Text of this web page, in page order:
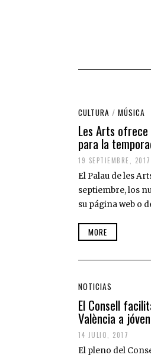
CULTURA / MÚSICA
Les Arts
para la
19 SEPTIEMBRE, 2017
El Palau de les
septiembre, los
su página web o
MORE
NOTICIAS
El Consell
València a
14 JULIO, 2017
El pleno del